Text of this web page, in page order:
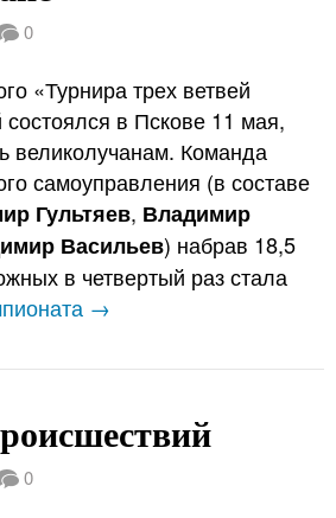
0
«Турнира трех ветвей
состоялся в Пскове 11 мая,
великолучанам. Команда
самоуправления (в составе
Гультяев, Владимир
Васильев) набрав 18,5
в четвертый раз стала
→
0